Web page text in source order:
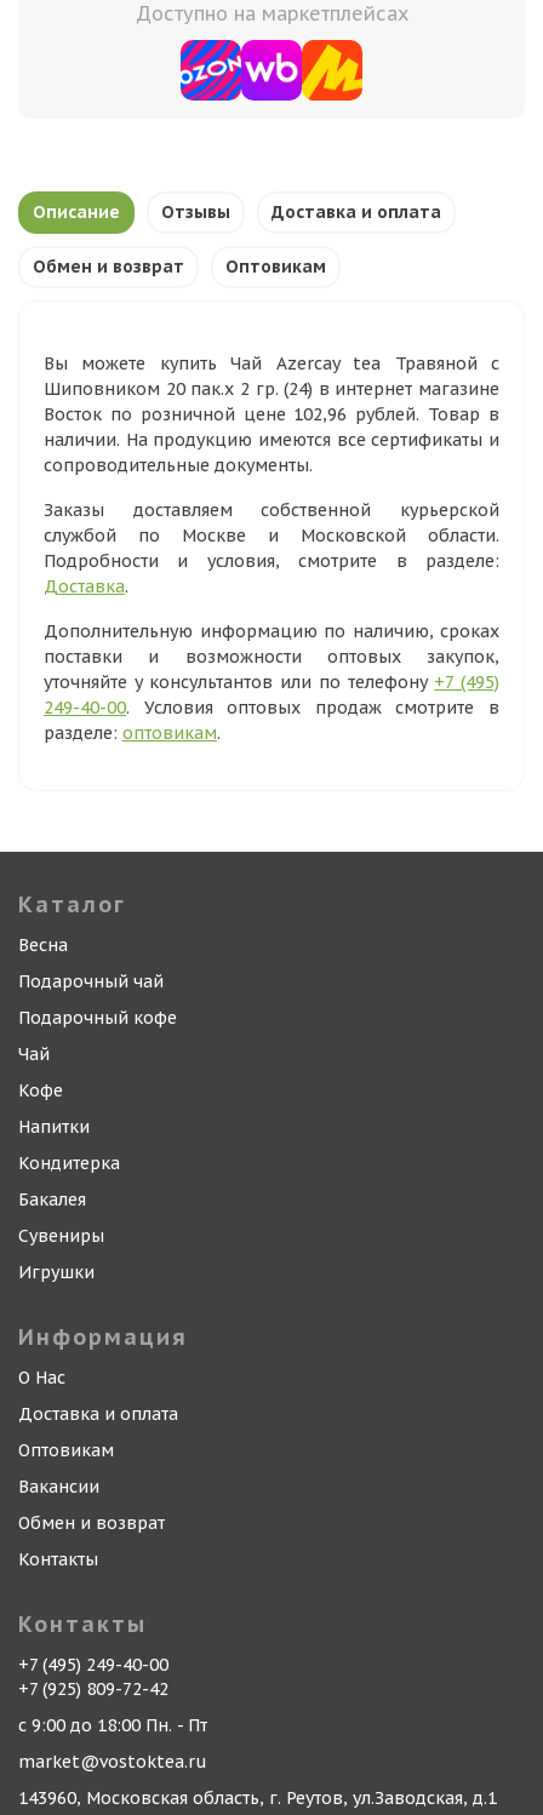
Доступно на маркетплейсах
Описание Отзывы Доставка и оплата
Обмен и возврат Оптовикам
Вы можете купить Чай Azercay tea Травяной с
Шиповником 20 пак.х 2 гр. (24) в интернет магазине
Восток по розничной цене 102,96 рублей. Товар в
наличии. На продукцию имеются все сертификаты и
сопроводительные документы.
Заказы доставляем собственной курьерской
службой по Москве и Московской области.
Подробности и условия, смотрите в разделе:
Доставка.
Дополнительную информацию по наличию, сроках
поставки и возможности оптовых закупок,
уточняйте у консультантов или по телефону +7 (495)
249-40-00. Условия оптовых продаж смотрите в
разделе: оптовикам.
Каталог
Весна
Подарочный чай
Подарочный кофе
Чай
Кофе
Напитки
Кондитерка
Бакалея
Сувениры
Игрушки
Информация
О Нас
Доставка и оплата
Оптовикам
Вакансии
Обмен и возврат
Контакты
Контакты
+7 (495) 249-40-00
+7 (925) 809-72-42
с 9:00 до 18:00 Пн. - Пт
market@vostoktea.ru
143960, Московская область, г. Реутов, ул.Заводская, д.1